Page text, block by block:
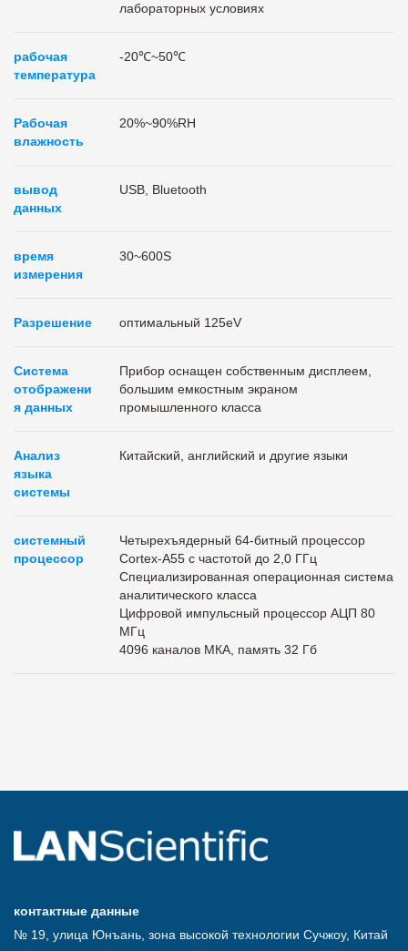
лабораторных условиях
рабочая
температура
-20℃~50℃
Рабочая
влажность
20%~90%RH
вывод
данных
USB, Bluetooth
время
измерения
30~600S
Разрешение оптимальный 125eV
Система
отображени
я данных
Прибор оснащен собственным дисплеем,
большим емкостным экраном
промышленного класса
Анализ
языка
системы
Китайский, английский и другие языки
системный
процессор
Четырехъядерный 64-битный процессор
Cortex-A55 с частотой до 2,0 ГГц
Специализированная операционная система
аналитического класса
Цифровой импульсный процессор АЦП 80
МГц
4096 каналов МКА, память 32 Гб
контактные данные
№ 19, улица Юнъань, зона высокой технологии Сучжоу, Китай